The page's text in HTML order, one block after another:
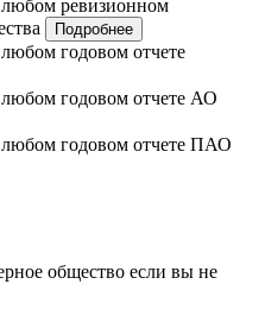
любом ревизионном
Подробнее
годовом отчете
годовом отчете АО
любом годовом отчете ПАО
общество если вы не